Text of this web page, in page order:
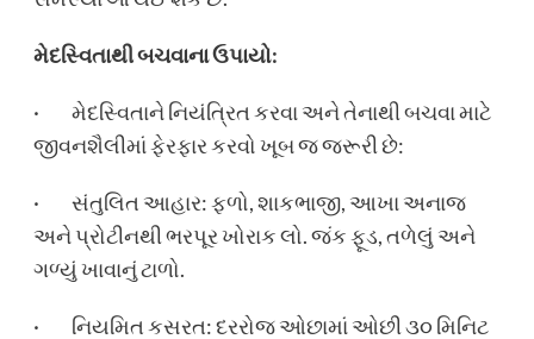
મેદસ્વિતાથી બચવાના ઉપાયો:
· મેદસ્વિતાને નિયંત્રિત કરવા અને તેનાથી બચવા માટે
જીવનશૈલીમાં ફેરફાર કરવો ખૂબ જ જરૂરી છે:
· સંતુલિત આહાર: ફળો, શાકભાજી, આખા અનાજ
અને પ્રોટીનથી ભરપૂર ખોરાક લો. જંક ફૂડ, તળેલું અને
ગળ્યું ખાવાનું ટાળો.
· નિયમિત કસરત: દરરોજ ઓછામાં ઓછી ૩૦ મિનિટ